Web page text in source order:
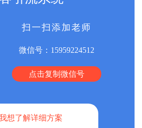
扫一扫添加老师
微信号： 15959224512
点击复制微信号
想了解详细方案